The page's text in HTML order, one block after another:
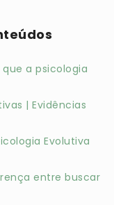
a psicologia
| Evidências
Evolutiva
entre buscar